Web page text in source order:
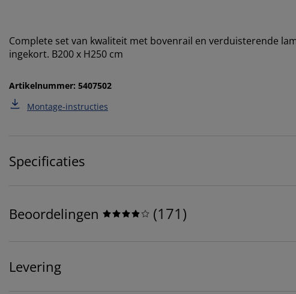
Complete set van kwaliteit met bovenrail en verduisterende
ingekort. B200 x H250 cm
Artikelnummer: 5407502
Montage-instructies
Specificaties
Beoordelingen (171)
Levering